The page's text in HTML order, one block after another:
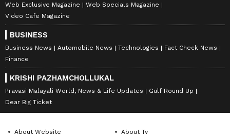
Web Exclusive Magazine
Web Specials Magazine
Video Cafe Magazine
BUSINESS
Business News Automobile News Technologies
Fact Check News
Finance
KRISHI PAZHAMCHOLLUKAL
Pravasi Malayali World, News & Life Updates
Gulf Round Up
Dear Big Ticket
About Website About Tv